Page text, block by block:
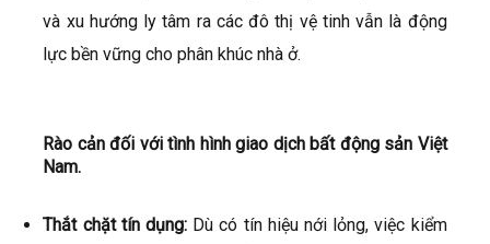
và xu hướng ly tâm ra các đô thị vệ tinh vẫn là động
lực bền vững cho phân khúc nhà ở.
Rào cản đối với tình hình giao dịch bất động sản Việt
Nam.
Thắt chặt tín dụng: Dù có tín hiệu nới lỏng, việc kiểm